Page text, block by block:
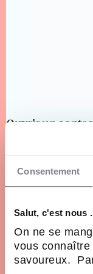
Consentement
Salut, c'est nous
On ne se
vous
savoureux.
Ouvrir un
2026 n'a
décret n°
esthéticiens
désormais se…
10 Min.